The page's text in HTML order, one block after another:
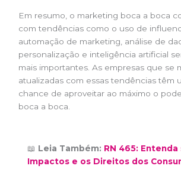
Em resumo, o marketing boca a boca
com tendências como o uso de
automação de marketing, análise de
personalização e inteligência artificial
mais importantes. As empresas que se
atualizadas com essas tendências têm
chance de aproveitar ao máximo o
boca a boca.
📖 Leia Também: RN 465: Entenda
Impactos e os Direitos dos